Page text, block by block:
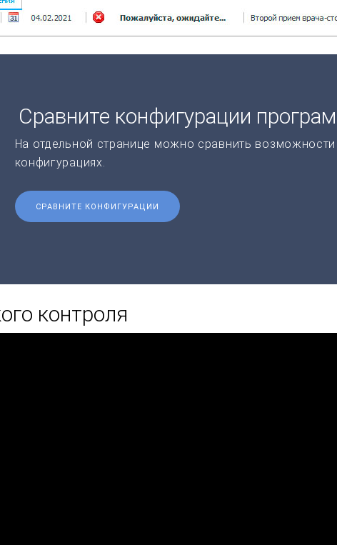
Сравните конфигурации
На отдельной странице можно сравнить
конфигурациях.
СРАВНИТЕ КОНФИГУРАЦИИ
контроля